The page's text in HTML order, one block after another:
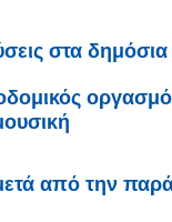
στα δημόσια
από την